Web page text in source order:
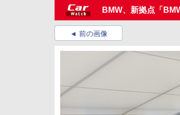
BMW、新拠点「
前の画像